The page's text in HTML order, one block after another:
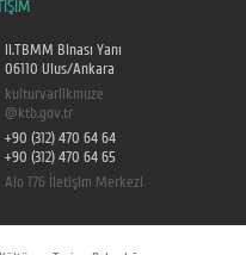
II.TBMM Binası Yanı
06110 Ulus/Ankara
kulturvarlikmuze
@ktb.gov.tr
+90 (312) 470 64 64
+90 (312) 470 64 65
Alo 176 İletişim Merkezi